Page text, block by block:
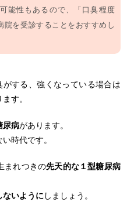
能性もあるので、「口臭程度
院を受診することをおすすめし
する、強くなっている場合は
す。
尿病があります。
時代です。
まれつきの先天的な１型糖尿病
ないように しましょう。